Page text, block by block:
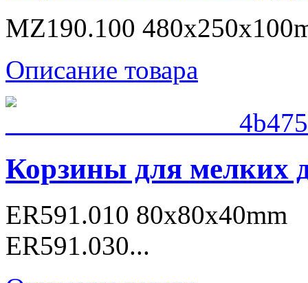
MZ190.100
Описание товара
Корзины для мелких
ER591.010 80x80x40mm
ER591.030...